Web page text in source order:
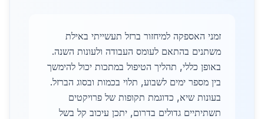
זמני האספקה למיחזור ברזל תעשייתי באילת
משתנים בהתאם לעומס העבודה ולעונות השנה.
באופן כללי, תהליך הטיפול במתכות יכול להימשך
בין מספר ימים לשבוע, תלוי בכמות ובסוג הברזל.
בעונות שיא, כדוגמת תקופות של פרויקטים
תשתיתיים גדולים בדרום, יתכן עיכוב קל בשל